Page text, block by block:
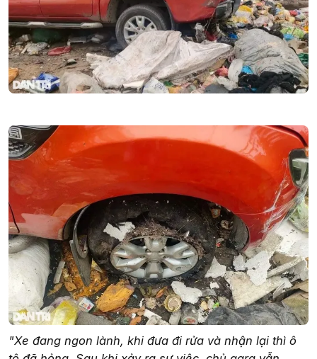
"Xe đang ngon lành, khi đưa đi rửa và nhận lại thì ô